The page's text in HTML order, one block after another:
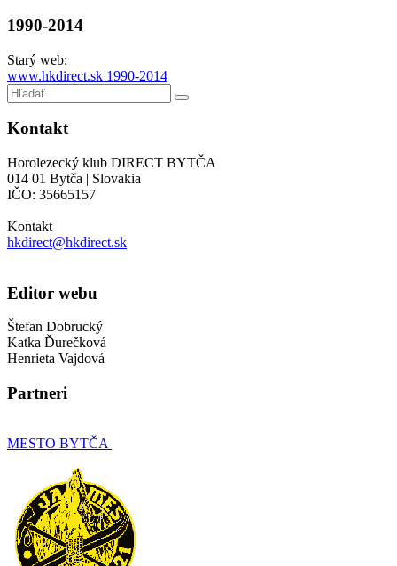
1990-2014
Starý web:
www.hkdirect.sk 1990-2014
Kontakt
Horolezecký klub DIRECT BYTČA
014 01 Bytča | Slovakia
IČO: 35665157
Kontakt
hkdirect@hkdirect.sk
Editor webu
Štefan Dobrucký
Katka Ďurečková
Henrieta Vajdová
Partneri
MESTO BYTČA